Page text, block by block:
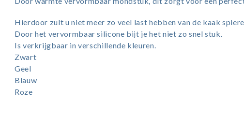
Hierdoor zult u niet meer zo veel last hebben van de kaak
Door het vervormbaar silicone bijt je het niet zo snel stuk.
Is verkrijgbaar in verschillende kleuren.
Zwart
Geel
Blauw
Roze